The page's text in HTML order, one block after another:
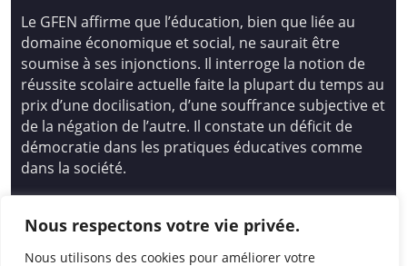
Nous respectons votre vie privée.
Nous utilisons des cookies pour améliorer votre
Le GFEN affirme que l’éducation, bien que liée au
domaine économique et social, ne saurait être
soumise à ses injonctions. Il interroge la notion de
réussite scolaire actuelle faite la plupart du temps au
prix d’une docilisation, d’une souffrance subjective et
de la négation de l’autre. Il constate un déficit de
démocratie dans les pratiques éducatives comme
dans la société.
Nouvelle
14 avenue Spinoza 94200 Ivry Sur Seine